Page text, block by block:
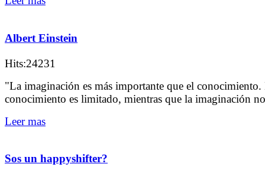
Albert Einstein
Hits:24231
"La imaginación es más importante que el conocimiento.
conocimiento es limitado, mientras que la imaginación
Leer mas
Sos un happyshifter?